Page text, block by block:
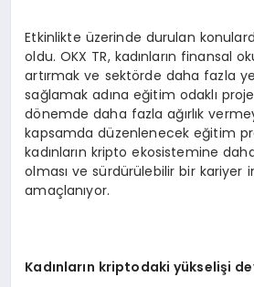
Etkinlikte üzerinde durulan
oldu. OKX TR, kadınların finansal
artırmak ve sektörde daha fazla
sağlamak adına eğitim odaklı
dönemde daha fazla ağırlık
kapsamda düzenlenecek eğitim
kadınların kripto ekosistemine
olması ve sürdürülebilir bir kariyer
amaçlanıyor.
Kadınların kriptodaki yükselişi